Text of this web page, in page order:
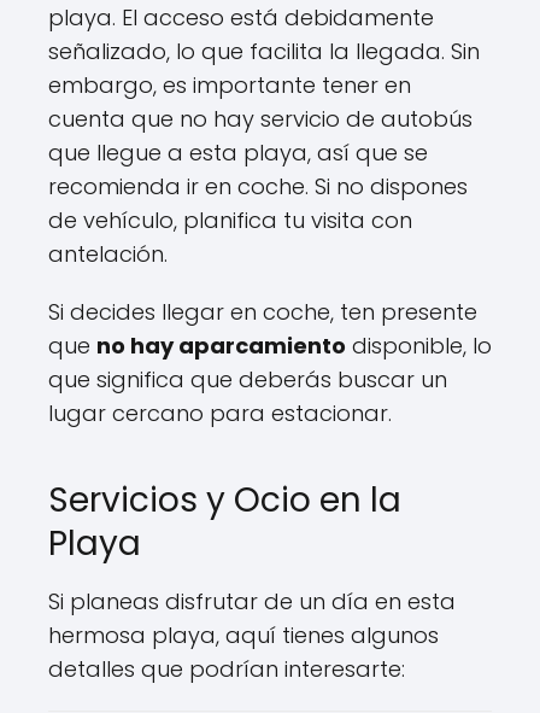
playa. El acceso está debidamente
señalizado, lo que facilita la llegada. Sin
embargo, es importante tener en
cuenta que no hay servicio de autobús
que llegue a esta playa, así que se
recomienda ir en coche. Si no dispones
de vehículo, planifica tu visita con
antelación.
Si decides llegar en coche, ten presente
que no hay aparcamiento disponible, lo
que significa que deberás buscar un
lugar cercano para estacionar.
Servicios y Ocio en la
Playa
Si planeas disfrutar de un día en esta
hermosa playa, aquí tienes algunos
detalles que podrían interesarte: